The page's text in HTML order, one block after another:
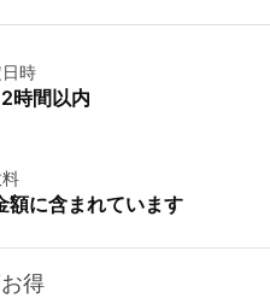
時
時間以内
額に含まれています
得